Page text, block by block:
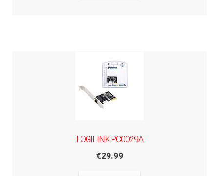
LOGILINK PC0029A
€29.99